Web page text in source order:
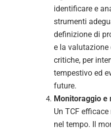
identificare e
strumenti
definizione di
e la valutazione
critiche, per
tempestivo ed
future.
Monitoraggio e
Un TCF
nel tempo. Il